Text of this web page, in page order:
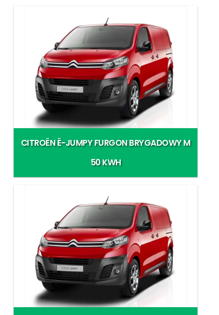
CITROËN Ë-JUMPY FURGON BRYGADOWY M
50 KWH